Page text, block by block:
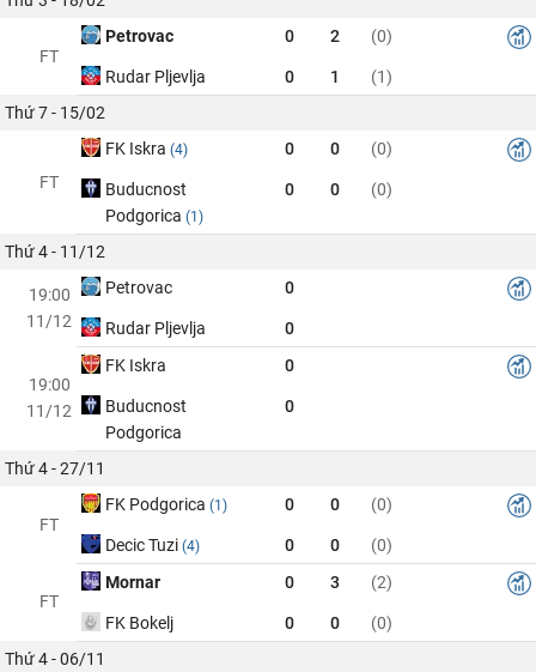
FT
Petrovac 0 2 (0)
Rudar Pljevlja 0 1
(1)
Thứ 7 - 15/02
FT
FK Iskra (4) 0 0 (0)
Buducnost
Podgorica (1)
0 0 (0)
Thứ 4 - 11/12
19:00
11/12
Petrovac 0
Rudar Pljevlja 0
19:00
11/12
FK Iskra 0
Buducnost
Podgorica
0
Thứ 4 - 27/11
FT
FK Podgorica (1) 0 0 (0)
Decic Tuzi (4) 0 0 (0)
FT
Mornar 0 3 (2)
FK Bokelj 0 0
(0)
Thứ 4 - 06/11